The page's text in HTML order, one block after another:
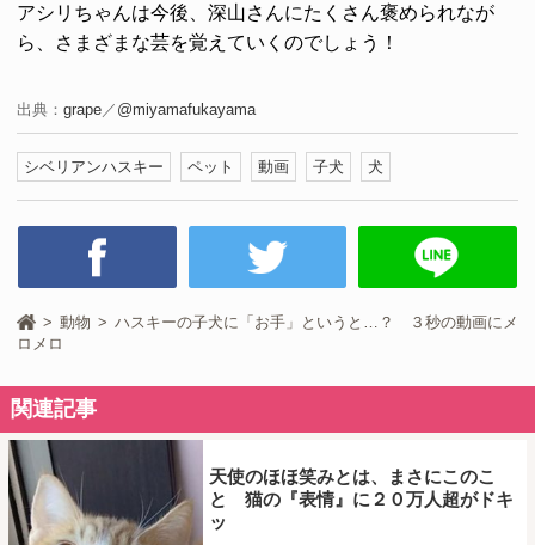
アシリちゃんは今後、深山さんにたくさん褒められなが
ら、さまざまな芸を覚えていくのでしょう！
出典： grape ／ @miyamafukayama
シベリアンハスキー ペット 動画 子犬 犬
動物
ハスキーの子犬に「お手」というと…？ ３秒の動画にメ
ロメロ
関連記事
天使のほほ笑みとは、まさにこのこ
と 猫の『表情』に２０万人超がドキ
ッ